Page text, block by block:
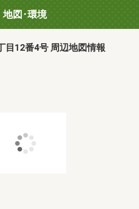
地図･環境
目12番4号 周辺地図情報